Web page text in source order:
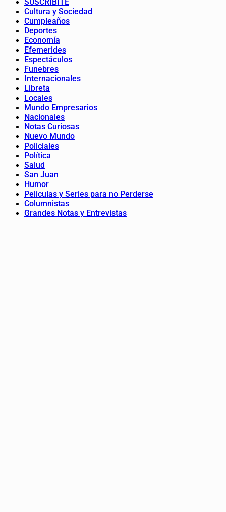
Cultura y Sociedad
Cumpleaños
Deportes
Economía
Efemerides
Espectáculos
Funebres
Internacionales
Libreta
Locales
Mundo Empresarios
Nacionales
Notas Curiosas
Nuevo Mundo
Policiales
Política
Salud
San Juan
Humor
Peliculas y Series para no Perderse
Columnistas
Grandes Notas y Entrevistas